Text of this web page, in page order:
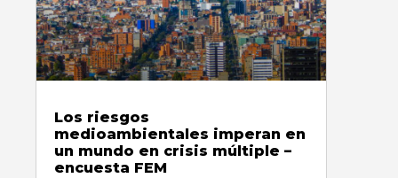
Los riesgos
medioambientales imperan en
un mundo en crisis múltiple –
encuesta FEM